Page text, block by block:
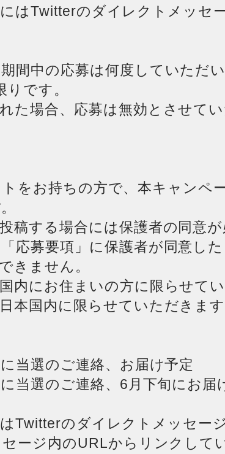
はTwitterのダイレクトメッセ
間中の応募は何度していただ
です。
た場合、応募は無効とさせて
をお持ちの方で、本キャンペ
稿する場合には保護者の同意
応募要項」に保護者が同意し
きません。
内にお住まいの方に限らせてい
本国内に限らせていただきます
当選のご連絡、お届け予定
当選のご連絡、6月下旬にお届
Twitterのダイレクトメッセー
ージ内のURLからリンクして